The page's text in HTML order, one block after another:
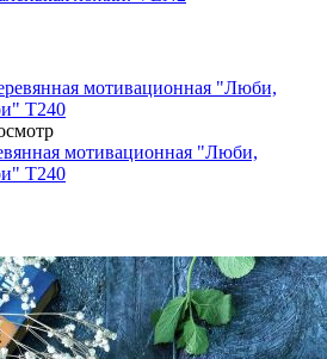
мотивационная "Люби,
T240